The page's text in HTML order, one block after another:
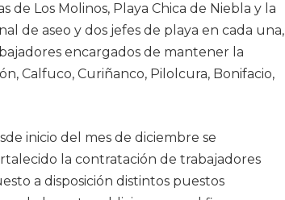
de Los Molinos, Playa Chica de Niebla y la
de aseo y dos jefes de playa en cada una,
encargados de mantener la
Calfuco, Curiñanco, Pilolcura, Bonifacio,
inicio del mes de diciembre se
la contratación de trabajadores
a disposición distintos puestos